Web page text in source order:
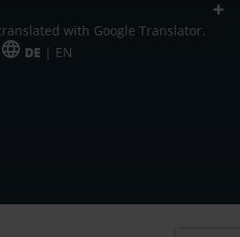
with Google Translator.
DE | EN